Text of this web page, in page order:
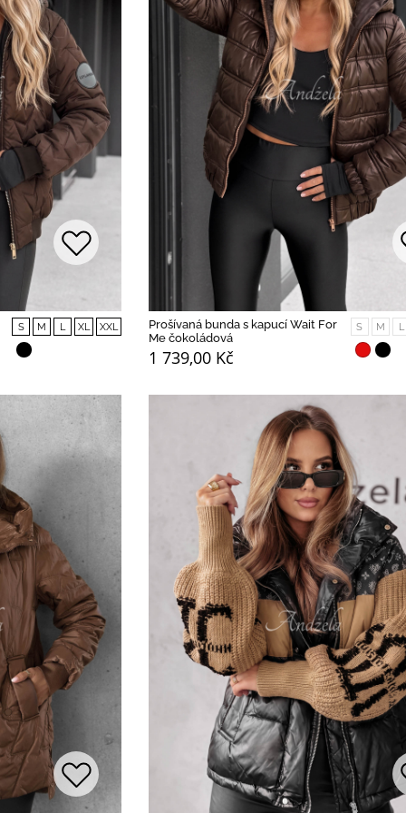
S M L XL XXL
Prošívaná bunda s kapucí Wait For
Me čokoládová
1 739,00 Kč
S M L